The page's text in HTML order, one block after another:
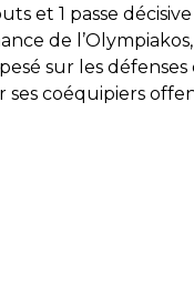
et 1 passe décisive
de l’Olympiakos,
sur les défenses
ses coéquipiers